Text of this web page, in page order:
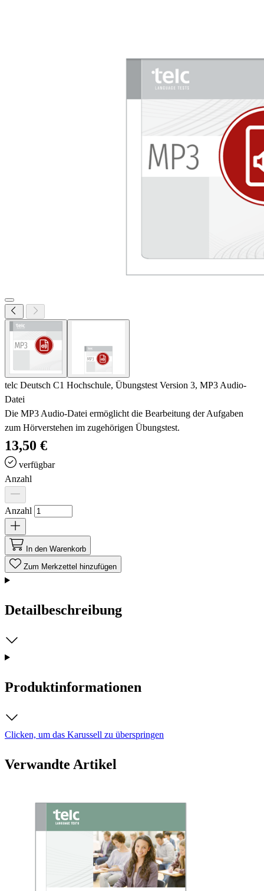
telc Deutsch C1 Hochschule, Übungstest Version 3, MP3 Audio-
Datei
Die MP3 Audio-Datei ermöglicht die Bearbeitung der Aufgaben
zum Hörverstehen im zugehörigen Übungstest.
13,50 €
verfügbar
Anzahl
Anzahl
In den Warenkorb
Zum Merkzettel hinzufügen
Detailbeschreibung
Produktinformationen
Clicken, um das Karussell zu überspringen
Verwandte Artikel